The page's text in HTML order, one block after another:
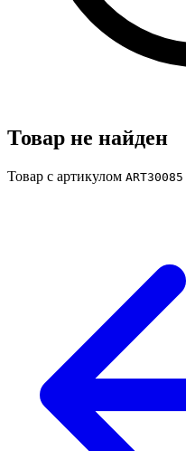
Товар не найден
Товар с артикулом ART30085